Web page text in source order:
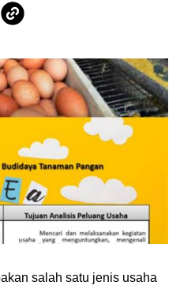
salah satu jenis usaha